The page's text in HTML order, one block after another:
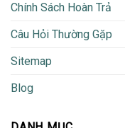
Chính Sách Hoàn Trả
Câu Hỏi Thường Gặp
Sitemap
Blog